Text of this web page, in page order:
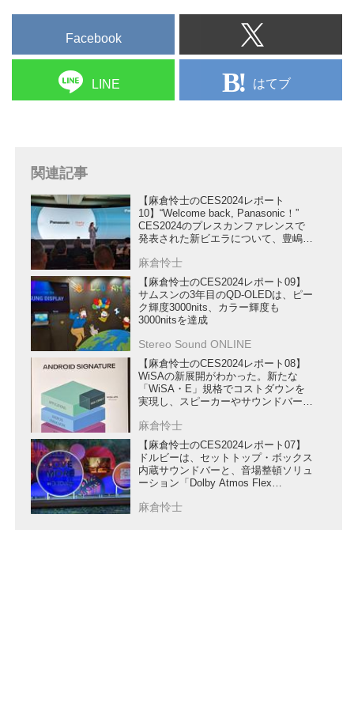
ルやライフスタイルに関連した発
表が多く、オーディオビジュアル
ていただけに、これは大きな朗報
だ。そのパナソニック新製品の中
＆コミュニケーション株...
Facebook
LINE はてブ
関連記事
【麻倉怜士のCES2024レポート
10】“Welcome back, Panasonic！”
CES2024のプレスカンファレンスで
発表された新ビエラについて、豊嶋
麻倉怜士
【麻倉怜士のCES2024レポート09】
サムスンの3年目のQD-OLEDは、ピー
ク輝度3000nits、カラー輝度も
3000nitsを達成
Stereo Sound ONLINE
【麻倉怜士のCES2024レポート08】
WiSAの新展開がわかった。新たな
「WiSA・E」規格でコストダウンを
実現し、スピーカーやサウンドバーへ
麻倉怜士
【麻倉怜士のCES2024レポート07】
ドルビーは、セットトップ・ボックス
内蔵サウンドバーと、音場整頓ソリュ
ーション「Dolby Atmos Flex
麻倉怜士